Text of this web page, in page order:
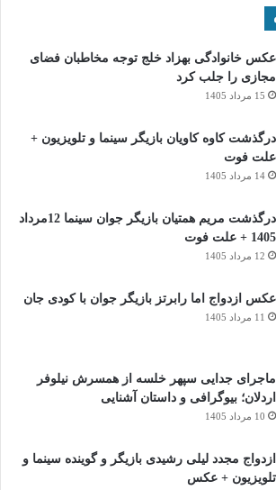
عکس خانوادگی بهزاد خلج توجه مخاطبان فضای
مجازی را جلب کرد
15 مرداد 1405
درگذشت کاوه کاویان بازیگر سینما و تلویزیون +
علت فوت
14 مرداد 1405
درگذشت مریم همتیان بازیگر جوان سینما 12مرداد
1405 + علت فوت
12 مرداد 1405
عکس ازدواج اما رابرتز بازیگر جوان با کودی جان
11 مرداد 1405
ماجرای جدایی سپهر خلسه از همسرش نیلوفر
اردلان؛ بیوگرافی و داستان آشنایی
10 مرداد 1405
ازدواج مجدد لیلی رشیدی بازیگر و گوینده سینما و
تلویزیون + عکس